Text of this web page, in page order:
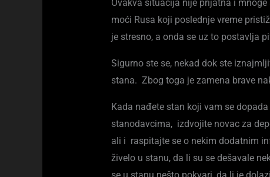
Ovakva situacija nije prijatna i
moći Rusa koji poslednje vreme
je stresno, a onda se uz to postavlja
Sigurno ste se, nekad dok ste
stana. Zbog toga je zamena brave
Kada nađete stan koji vam se
stanodavcima, izdvojite novac za
ali i raspitajte se o nekim dodatnim
živelo u stanu, da li su se dešavale